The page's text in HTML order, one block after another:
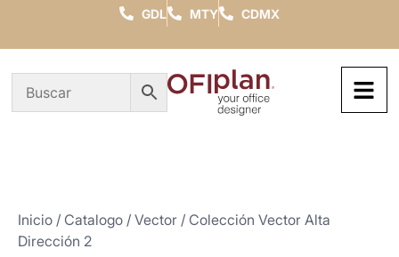
GDL MTY CDMX
Inicio / Catalogo / Vector / Colección Vector Alta
Dirección 2